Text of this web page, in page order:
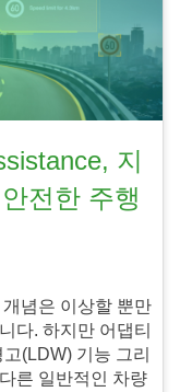
지
전한 주행
념은 이상할 뿐만
다. 하지만 어댑티
(LDW) 기능 그리
른 일반적인 차량